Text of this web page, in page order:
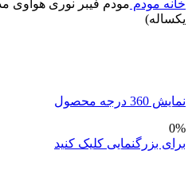
خانه مودم
یکساله)
نمایش 360 درجه محصول
0%
برای بزرگنمایی کلیک کنید